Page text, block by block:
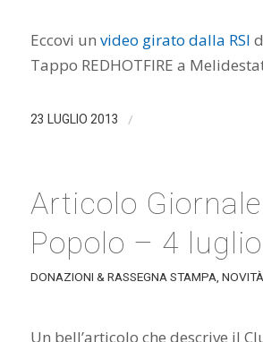
Eccovi un video girato dalla RSI
Tappo REDHOTFIRE a
23 LUGLIO 2013 /
Articolo
Popolo – 4
DONAZIONI & RASSEGNA STAMPA, NOVITÀ
Un bell’articolo che descrive il